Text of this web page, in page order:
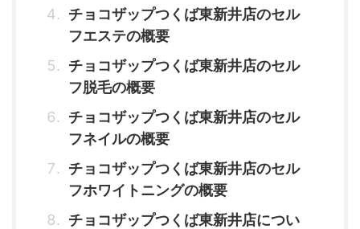
チョコザップつくば東新井店のセル
フエステの概要
チョコザップつくば東新井店のセル
フ脱毛の概要
チョコザップつくば東新井店のセル
フネイルの概要
チョコザップつくば東新井店のセル
フホワイトニングの概要
チョコザップつくば東新井店につい